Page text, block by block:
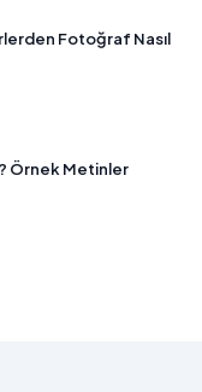
Fotoğraf Nasıl
Örnek Metinler